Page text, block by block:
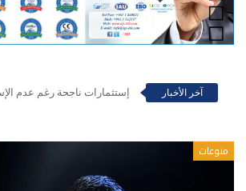
آخر الأخبار
الاقتصاد الدولي